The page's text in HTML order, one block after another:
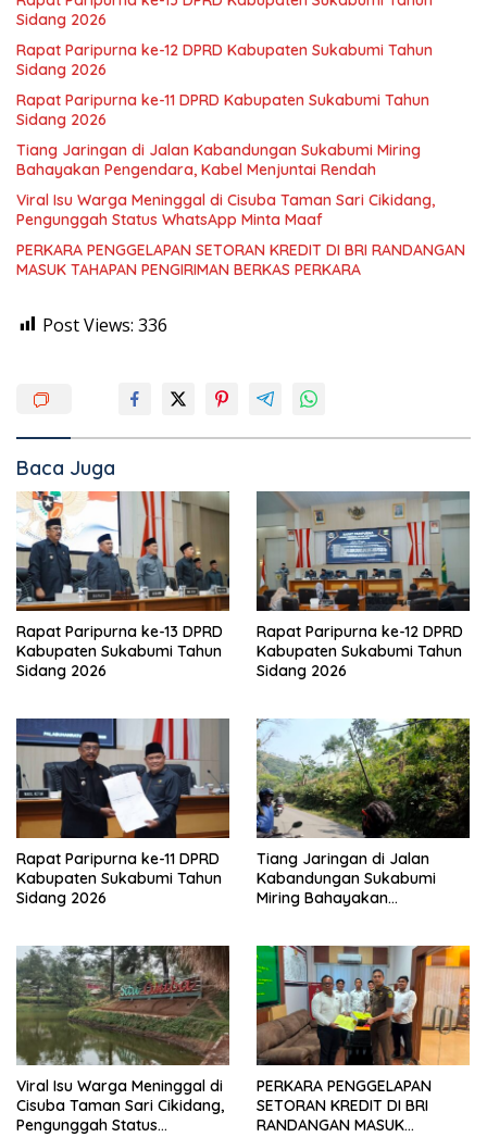
Sidang 2026
Rapat Paripurna ke-12 DPRD Kabupaten Sukabumi Tahun
Sidang 2026
Rapat Paripurna ke-11 DPRD Kabupaten Sukabumi Tahun
Sidang 2026
Tiang Jaringan di Jalan Kabandungan Sukabumi Miring
Bahayakan Pengendara, Kabel Menjuntai Rendah
Viral Isu Warga Meninggal di Cisuba Taman Sari Cikidang,
Pengunggah Status WhatsApp Minta Maaf
PERKARA PENGGELAPAN SETORAN KREDIT DI BRI RANDANGAN
MASUK TAHAPAN PENGIRIMAN BERKAS PERKARA
Post Views: 336
Baca Juga
Rapat Paripurna ke-13 DPRD
Kabupaten Sukabumi Tahun
Sidang 2026
Rapat Paripurna ke-12 DPRD
Kabupaten Sukabumi Tahun
Sidang 2026
Rapat Paripurna ke-11 DPRD
Kabupaten Sukabumi Tahun
Sidang 2026
Tiang Jaringan di Jalan
Kabandungan Sukabumi
Miring Bahayakan
Viral Isu Warga Meninggal di
Cisuba Taman Sari Cikidang,
Pengunggah Status
PERKARA PENGGELAPAN
SETORAN KREDIT DI BRI
RANDANGAN MASUK